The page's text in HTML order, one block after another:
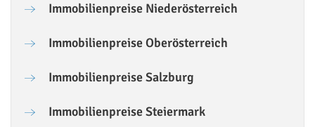
Immobilienpreise Niederösterreich
Immobilienpreise Oberösterreich
Immobilienpreise Salzburg
Immobilienpreise Steiermark